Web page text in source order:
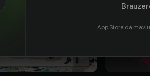
16+
App Store'da